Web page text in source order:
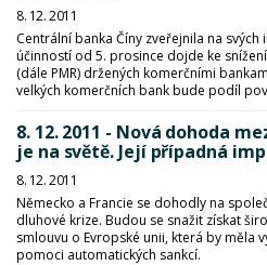
8. 12. 2011
Centrální banka Číny zveřejnila na
účinností od 5. prosince dojde ke
(dále PMR) držených komerčními
velkých komerčních bank bude podíl
8. 12. 2011 - Nová dohoda
je na světě. Její případná
8. 12. 2011
Německo a Francie se dohodly na
dluhové krize. Budou se snažit získat
smlouvu o Evropské unii, která by měla
pomoci automatických sankcí.